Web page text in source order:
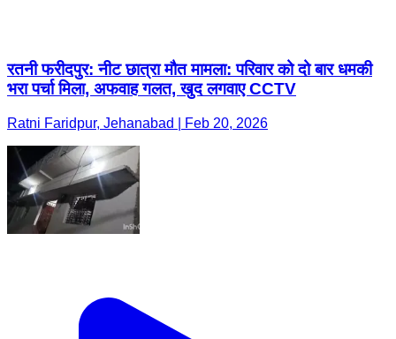
रतनी फरीदपुर: नीट छात्रा मौत मामला: परिवार को दो बार धमकी
भरा पर्चा मिला, अफवाह गलत, खुद लगवाए CCTV
Ratni Faridpur, Jehanabad | Feb 20, 2026